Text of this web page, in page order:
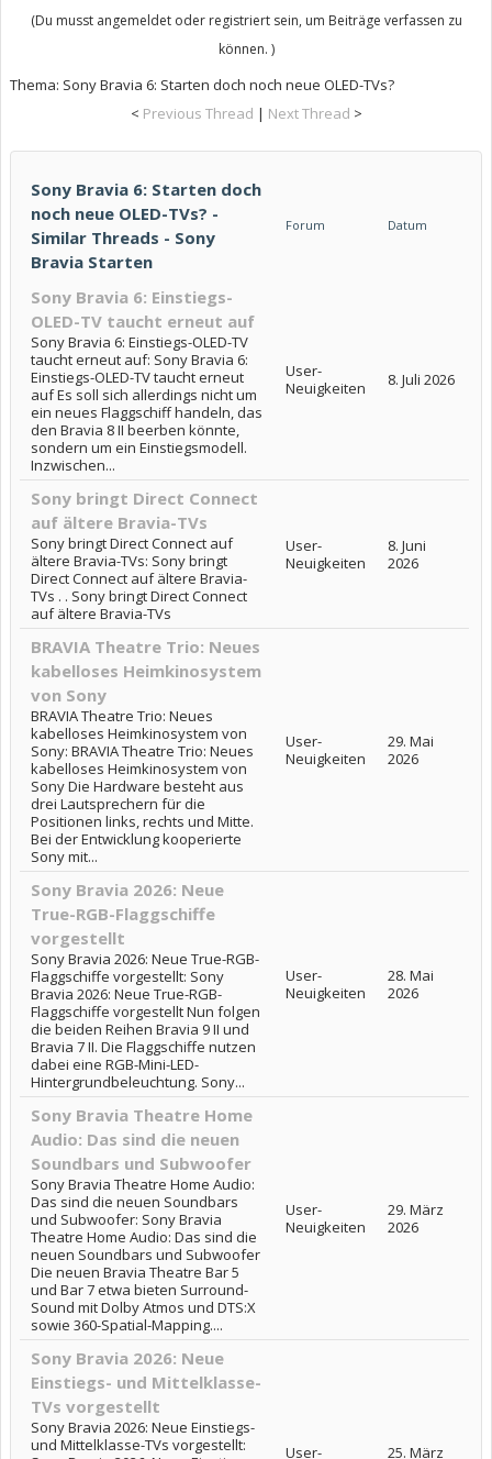
(Du musst angemeldet oder registriert sein, um Beiträge verfassen zu
können. )
Thema: Sony Bravia 6: Starten doch noch neue OLED-TVs?
< Previous Thread | Next Thread >
Sony Bravia 6: Starten doch
noch neue OLED-TVs? -
Similar Threads - Sony
Bravia Starten
Forum Datum
Sony Bravia 6: Einstiegs-
OLED-TV taucht erneut auf
Sony Bravia 6: Einstiegs-OLED-TV
taucht erneut auf: Sony Bravia 6:
Einstiegs-OLED-TV taucht erneut
auf Es soll sich allerdings nicht um
ein neues Flaggschiff handeln, das
den Bravia 8 II beerben könnte,
sondern um ein Einstiegsmodell.
Inzwischen...
User-
Neuigkeiten
8. Juli 2026
Sony bringt Direct Connect
auf ältere Bravia-TVs
Sony bringt Direct Connect auf
ältere Bravia-TVs: Sony bringt
Direct Connect auf ältere Bravia-
TVs . . Sony bringt Direct Connect
auf ältere Bravia-TVs
User-
Neuigkeiten
8. Juni
2026
BRAVIA Theatre Trio: Neues
kabelloses Heimkinosystem
von Sony
BRAVIA Theatre Trio: Neues
kabelloses Heimkinosystem von
Sony: BRAVIA Theatre Trio: Neues
kabelloses Heimkinosystem von
Sony Die Hardware besteht aus
drei Lautsprechern für die
Positionen links, rechts und Mitte.
Bei der Entwicklung kooperierte
Sony mit...
User-
Neuigkeiten
29. Mai
2026
Sony Bravia 2026: Neue
True-RGB-Flaggschiffe
vorgestellt
Sony Bravia 2026: Neue True-RGB-
Flaggschiffe vorgestellt: Sony
Bravia 2026: Neue True-RGB-
Flaggschiffe vorgestellt Nun folgen
die beiden Reihen Bravia 9 II und
Bravia 7 II. Die Flaggschiffe nutzen
dabei eine RGB-Mini-LED-
Hintergrundbeleuchtung. Sony...
User-
Neuigkeiten
28. Mai
2026
Sony Bravia Theatre Home
Audio: Das sind die neuen
Soundbars und Subwoofer
Sony Bravia Theatre Home Audio:
Das sind die neuen Soundbars
und Subwoofer: Sony Bravia
Theatre Home Audio: Das sind die
neuen Soundbars und Subwoofer
Die neuen Bravia Theatre Bar 5
und Bar 7 etwa bieten Surround-
Sound mit Dolby Atmos und DTS:X
sowie 360-Spatial-Mapping....
User-
Neuigkeiten
29. März
2026
Sony Bravia 2026: Neue
Einstiegs- und Mittelklasse-
TVs vorgestellt
Sony Bravia 2026: Neue Einstiegs-
und Mittelklasse-TVs vorgestellt:
User- 25. März